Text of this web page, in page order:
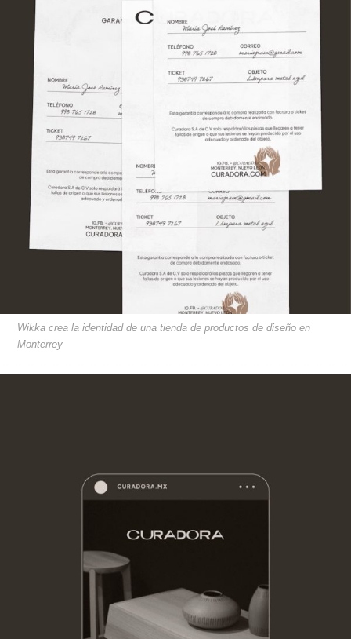
Wikka crea la identidad de una tienda de productos de diseño en
Monterrey